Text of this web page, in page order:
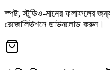
স্পষ্ট, স্টুডিও-মানের ফলাফলের
রেজোলিউশনে ডাউনলোড করুন।